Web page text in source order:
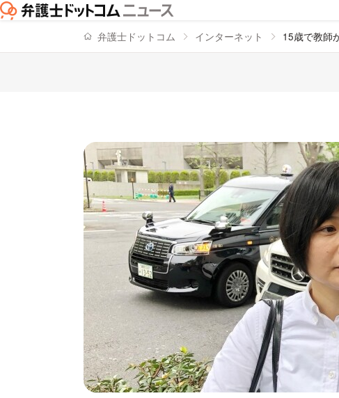
弁護士ドットコム インターネット 15歳で教師